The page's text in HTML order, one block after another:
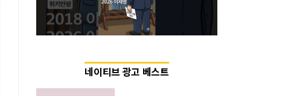
네이티브 광고 베스트